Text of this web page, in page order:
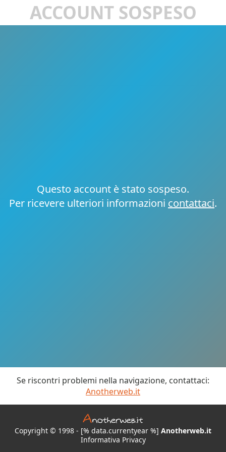
ACCOUNT SOSPESO
Questo account è stato sospeso.
Per ricevere ulteriori informazioni contattaci.
Se riscontri problemi nella navigazione, contattaci:
Anotherweb.it
Copyright © 1998 - [% data.currentyear %] Anotherweb.it
Informativa Privacy